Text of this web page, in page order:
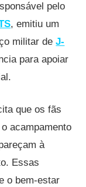
pelo
, emitiu um
militar deJ-
para apoiar
que os fãs
acampamento
à
Essas
o bem-estar